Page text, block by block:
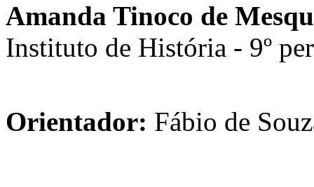
Amanda Tinoco de
Instituto de História - 9º
Orientador: Fábio de